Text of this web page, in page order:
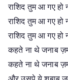
राशिद तुम आ गए
राशिद तुम आ गए
राशिद तुम आ गए
कहते ना थे जनाब
कहते ना थे जनाब